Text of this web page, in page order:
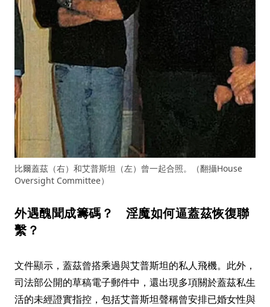
比爾蓋茲（右）和艾普斯坦（左）曾一起合照。（翻攝House
Oversight Committee）
外遇醜聞成籌碼？ 淫魔如何逼蓋茲恢復聯
繫？
文件顯示，蓋茲曾搭乘過與艾普斯坦的私人飛機。此外，
司法部公開的草稿電子郵件中，還出現多項關於蓋茲私生
活的未經證實指控，包括艾普斯坦聲稱曾安排已婚女性與